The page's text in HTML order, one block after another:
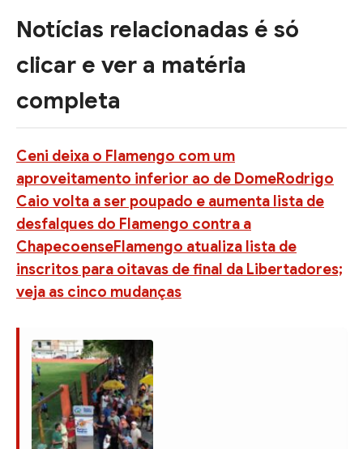
Notícias relacionadas é só
clicar e ver a matéria
completa
Ceni deixa o Flamengo com um
aproveitamento inferior ao de DomeRodrigo
Caio volta a ser poupado e aumenta lista de
desfalques do Flamengo contra a
ChapecoenseFlamengo atualiza lista de
inscritos para oitavas de final da Libertadores;
veja as cinco mudanças